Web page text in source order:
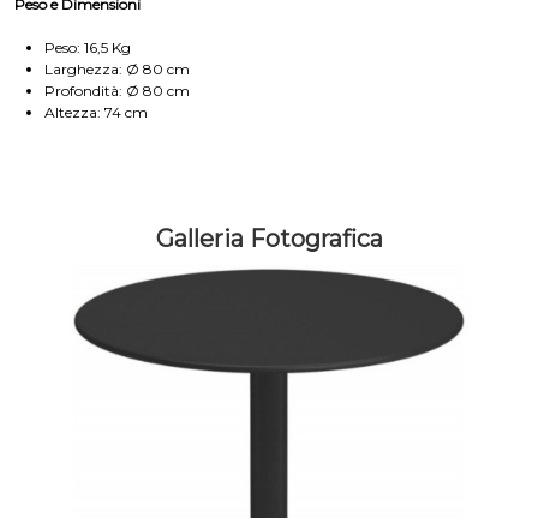
Peso e Dimensioni
Peso: 16,5 Kg
Larghezza: Ø 80 cm
Profondità: Ø 80 cm
Altezza: 74 cm
Galleria Fotografica